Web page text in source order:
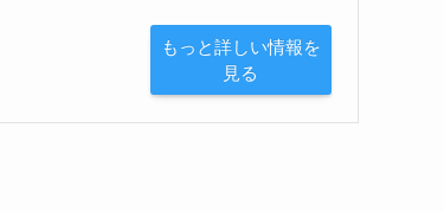
もっと詳しい情報を
見る